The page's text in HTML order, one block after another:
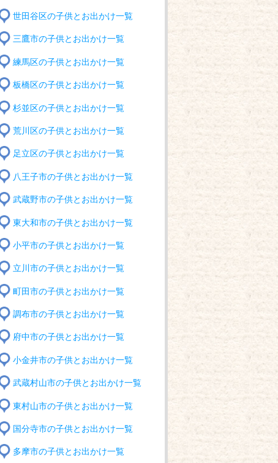
世田谷区の子供とお出かけ一覧
三鷹市の子供とお出かけ一覧
練馬区の子供とお出かけ一覧
板橋区の子供とお出かけ一覧
杉並区の子供とお出かけ一覧
荒川区の子供とお出かけ一覧
足立区の子供とお出かけ一覧
八王子市の子供とお出かけ一覧
武蔵野市の子供とお出かけ一覧
東大和市の子供とお出かけ一覧
小平市の子供とお出かけ一覧
立川市の子供とお出かけ一覧
町田市の子供とお出かけ一覧
調布市の子供とお出かけ一覧
府中市の子供とお出かけ一覧
小金井市の子供とお出かけ一覧
武蔵村山市の子供とお出かけ一覧
東村山市の子供とお出かけ一覧
国分寺市の子供とお出かけ一覧
多摩市の子供とお出かけ一覧